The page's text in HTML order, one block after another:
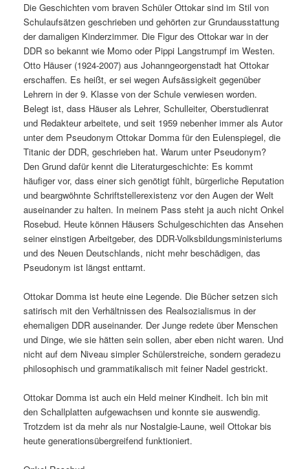
Die Geschichten vom braven Schüler Ottokar sind im Stil von
Schulaufsätzen geschrieben und gehörten zur Grundausstattung
der damaligen Kinderzimmer. Die Figur des Ottokar war in der
DDR so bekannt wie Momo oder Pippi Langstrumpf im Westen.
Otto Häuser (1924-2007) aus Johanngeorgenstadt hat Ottokar
erschaffen. Es heißt, er sei wegen Aufsässigkeit gegenüber
Lehrern in der 9. Klasse von der Schule verwiesen worden.
Belegt ist, dass Häuser als Lehrer, Schulleiter, Oberstudienrat
und Redakteur arbeitete, und seit 1959 nebenher immer als Autor
unter dem Pseudonym Ottokar Domma für den Eulenspiegel, die
Titanic der DDR, geschrieben hat. Warum unter Pseudonym?
Den Grund dafür kennt die Literaturgeschichte: Es kommt
häufiger vor, dass einer sich genötigt fühlt, bürgerliche Reputation
und beargwöhnte Schriftstellerexistenz vor den Augen der Welt
auseinander zu halten. In meinem Pass steht ja auch nicht Onkel
Rosebud. Heute können Häusers Schulgeschichten das Ansehen
seiner einstigen Arbeitgeber, des DDR-Volksbildungsministeriums
und des Neuen Deutschlands, nicht mehr beschädigen, das
Pseudonym ist längst enttarnt.
Ottokar Domma ist heute eine Legende. Die Bücher setzen sich
satirisch mit den Verhältnissen des Realsozialismus in der
ehemaligen DDR auseinander. Der Junge redete über Menschen
und Dinge, wie sie hätten sein sollen, aber eben nicht waren. Und
nicht auf dem Niveau simpler Schülerstreiche, sondern geradezu
philosophisch und grammatikalisch mit feiner Nadel gestrickt.
Ottokar Domma ist auch ein Held meiner Kindheit. Ich bin mit
den Schallplatten aufgewachsen und konnte sie auswendig.
Trotzdem ist da mehr als nur Nostalgie-Laune, weil Ottokar bis
heute generationsübergreifend funktioniert.